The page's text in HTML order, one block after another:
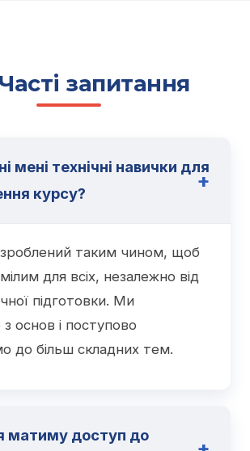
Часті запитання
мені технічні навички для
курсу?
таким чином, щоб
для всіх, незалежно від
підготовки. Ми
основ і поступово
до більш складних тем.
матиму доступ до